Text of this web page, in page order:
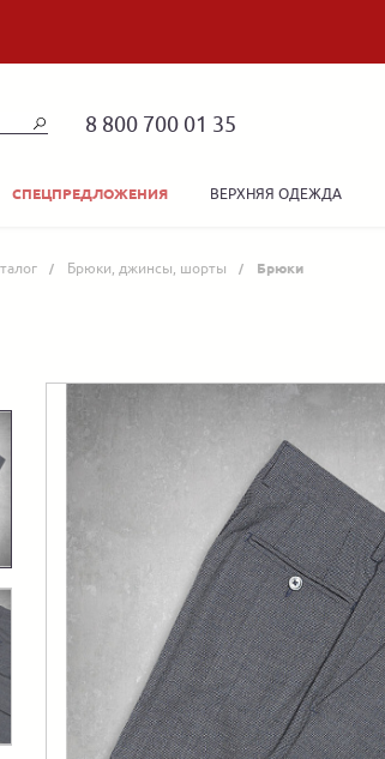
8 800 700 01 35
СПЕЦПРЕДЛОЖЕНИЯ ВЕРХНЯЯ ОДЕЖДА
Брюки, джинсы, шорты Брюки